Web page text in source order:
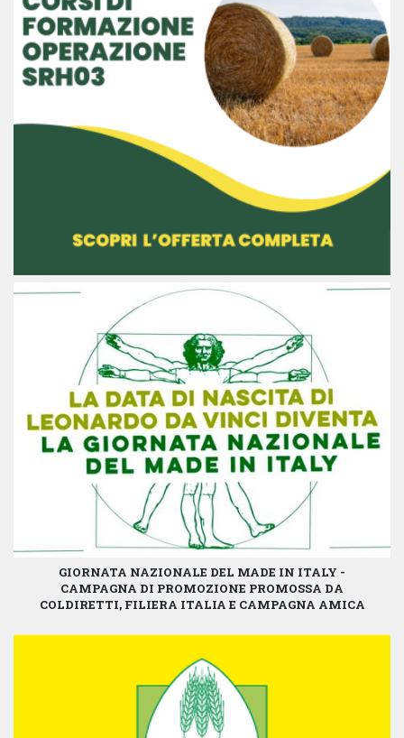
GIORNATA NAZIONALE DEL MADE IN ITALY -
CAMPAGNA DI PROMOZIONE PROMOSSA DA
COLDIRETTI, FILIERA ITALIA E CAMPAGNA AMICA